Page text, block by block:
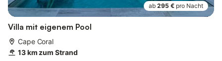
ab 295 € pro Nacht
Villa mit eigenem Pool
Cape Coral
13 km zum Strand